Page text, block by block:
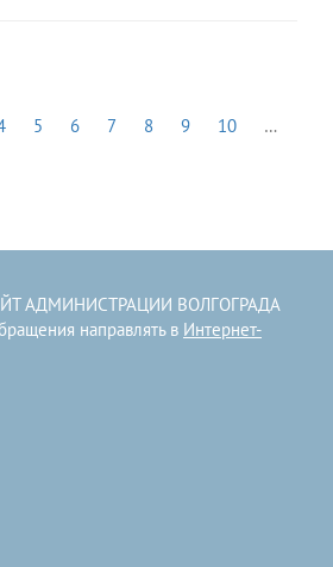
5 6 7 8 9 10
…
АДМИНИСТРАЦИИ ВОЛГОГРАДА
направлять в Интернет-